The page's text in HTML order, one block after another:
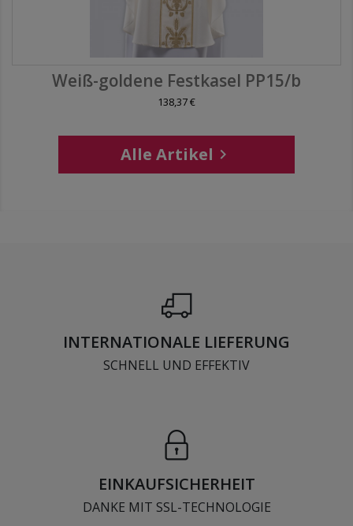
Weiß-goldene Festkasel PP15/b
138,37 €
Alle Artikel 
INTERNATIONALE LIEFERUNG
SCHNELL UND EFFEKTIV
EINKAUFSICHERHEIT
DANKE MIT SSL-TECHNOLOGIE